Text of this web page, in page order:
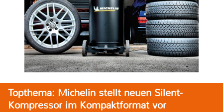
Topthema: Michelin stellt neuen Silent-
Kompressor im Kompaktformat vor